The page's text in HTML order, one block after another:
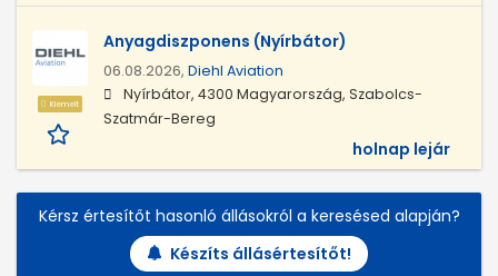
Kiemelt
Anyagdiszponens (Nyírbátor)
06.08.2026, Diehl Aviation
Nyírbátor, 4300 Magyarország, Szabolcs-
Szatmár-Bereg
holnap lejár
Kérsz értesítőt hasonló állásokról a keresésed alapján?
Készíts állásértesítőt!